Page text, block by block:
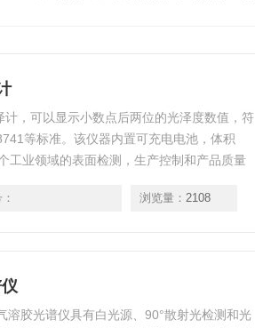
，可以显示小数点后两位的光泽度数值，符
等标准。该仪器内置可充电电池，体积
工业领域的表面检测，生产控制和产品质量
浏览量： 2108
溶胶光谱仪具有白光源、90°散射光检测和光